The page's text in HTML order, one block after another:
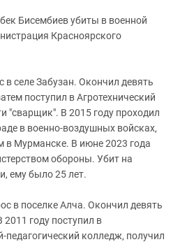
Бисембиев убиты в военной
Красноярского
селе Забузан. Окончил девять
поступил в Агротехнический
"сварщик". В 2015 году проходил
в военно-воздушных войсках,
в Мурманске. В июне 2023 года
обороны. Убит на
ему было 25 лет.
в поселке Алча. Окончил девять
году поступил в
колледж, получил